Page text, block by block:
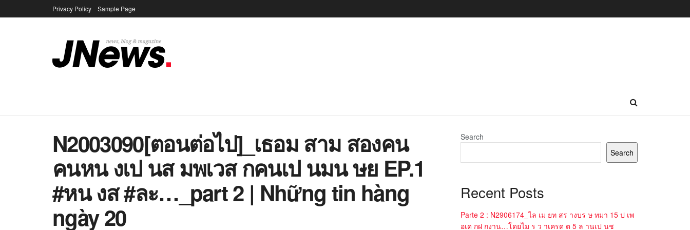
Privacy Policy Sample Page
N2003090[ตอนต่อไป]_เธอม สาม สองคน
คนหน งเป นส มพเวส กคนเป นมน ษย EP.1
#หน งส #ละ…_part 2 | Những tin hàng
ngày 20
Search
Search
Recent Posts
Parte 2 : N2906174_ไล เม ยท สร างบร ษ ทมา 15 ป เพ
อเด กฝ กงาน…โดยไม ร ว าเครด ต 5 ล านเป นช